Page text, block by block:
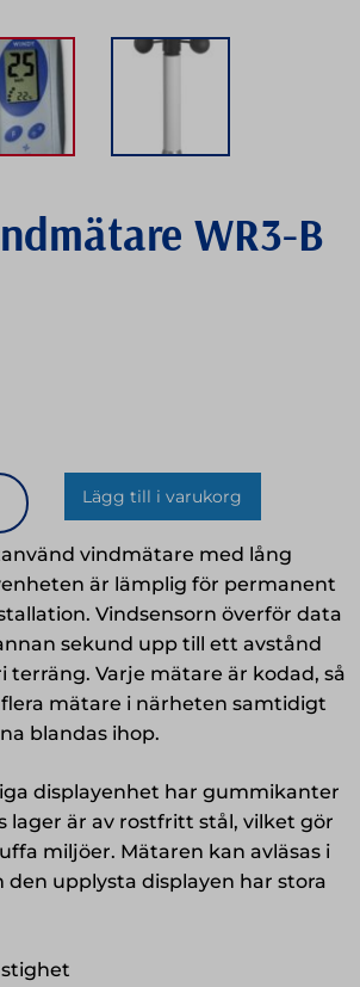
WR3-B
Lägg till i varukorg
vindmätare med lång
är lämplig för permanent
Vindsensorn överför data
sekund upp till ett avstånd
terräng. Varje mätare är kodad, så
mätare i närheten samtidigt
blandas ihop.
displayenhet har gummikanter
lager är av rostfritt stål, vilket gör
miljöer. Mätaren kan avläsas i
upplysta displayen har stora